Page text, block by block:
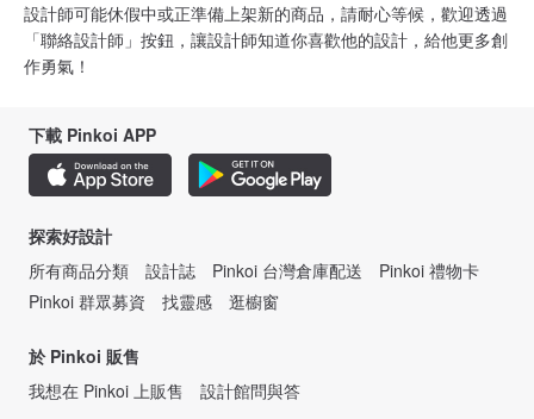
設計師可能休假中或正準備上架新的商品，請耐心等候，歡迎透過
「聯絡設計師」按鈕，讓設計師知道你喜歡他的設計，給他更多創
作勇氣！
下載 Pinkoi APP
探索好設計
所有商品分類
設計誌 Pinkoi 台灣倉庫配送
Pinkoi 禮物卡
Pinkoi 群眾募資
找靈感 逛櫥窗
於 Pinkoi 販售
我想在 Pinkoi 上販售
設計館問與答